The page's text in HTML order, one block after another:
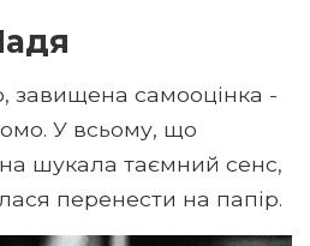
завищена самооцінка -
У всьому, що
шукала таємний сенс,
перенести на папір.